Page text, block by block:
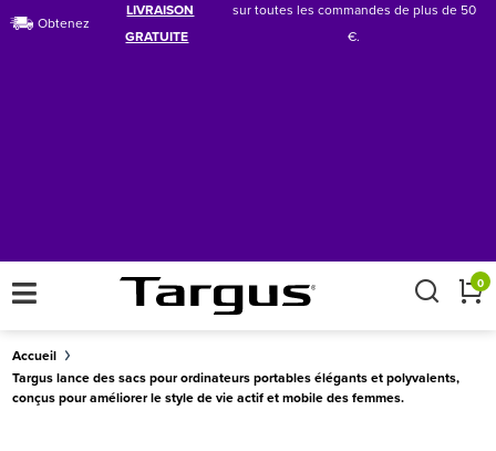
Obtenez
LIVRAISON
GRATUITE
sur toutes les commandes de plus de 50
€.
× 0
Accueil
Targus lance des sacs pour ordinateurs portables élégants et polyvalents,
conçus pour améliorer le style de vie actif et mobile des femmes.